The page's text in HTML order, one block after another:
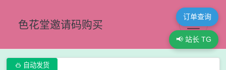
色花堂邀请码购买
订单查询
📢 站长 TG
 自动发货